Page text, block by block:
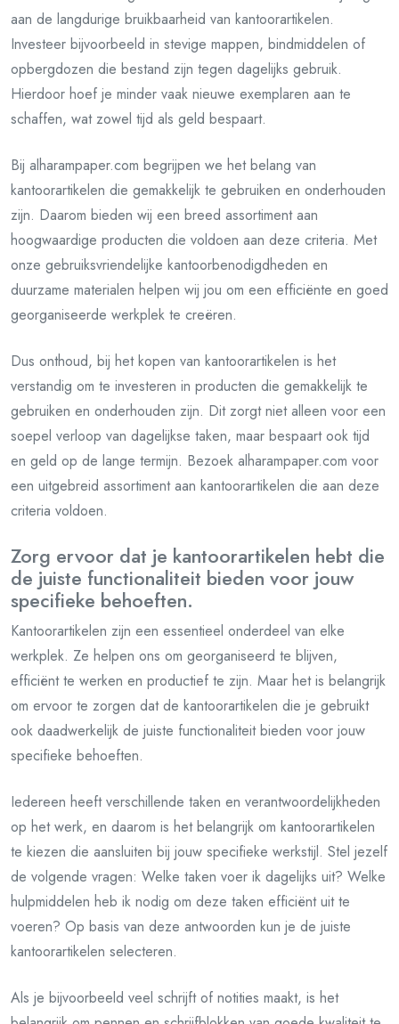
aan de langdurige bruikbaarheid van kantoorartikelen.
Investeer bijvoorbeeld in stevige mappen, bindmiddelen of
opbergdozen die bestand zijn tegen dagelijks gebruik.
Hierdoor hoef je minder vaak nieuwe exemplaren aan te
schaffen, wat zowel tijd als geld bespaart.
Bij alharampaper.com begrijpen we het belang van
kantoorartikelen die gemakkelijk te gebruiken en onderhouden
zijn. Daarom bieden wij een breed assortiment aan
hoogwaardige producten die voldoen aan deze criteria. Met
onze gebruiksvriendelijke kantoorbenodigdheden en
duurzame materialen helpen wij jou om een efficiënte en goed
georganiseerde werkplek te creëren.
Dus onthoud, bij het kopen van kantoorartikelen is het
verstandig om te investeren in producten die gemakkelijk te
gebruiken en onderhouden zijn. Dit zorgt niet alleen voor een
soepel verloop van dagelijkse taken, maar bespaart ook tijd
en geld op de lange termijn. Bezoek alharampaper.com voor
een uitgebreid assortiment aan kantoorartikelen die aan deze
criteria voldoen.
Zorg ervoor dat je kantoorartikelen hebt die
de juiste functionaliteit bieden voor jouw
specifieke behoeften.
Kantoorartikelen zijn een essentieel onderdeel van elke
werkplek. Ze helpen ons om georganiseerd te blijven,
efficiënt te werken en productief te zijn. Maar het is belangrijk
om ervoor te zorgen dat de kantoorartikelen die je gebruikt
ook daadwerkelijk de juiste functionaliteit bieden voor jouw
specifieke behoeften.
Iedereen heeft verschillende taken en verantwoordelijkheden
op het werk, en daarom is het belangrijk om kantoorartikelen
te kiezen die aansluiten bij jouw specifieke werkstijl. Stel jezelf
de volgende vragen: Welke taken voer ik dagelijks uit? Welke
hulpmiddelen heb ik nodig om deze taken efficiënt uit te
voeren? Op basis van deze antwoorden kun je de juiste
kantoorartikelen selecteren.
Als je bijvoorbeeld veel schrijft of notities maakt, is het